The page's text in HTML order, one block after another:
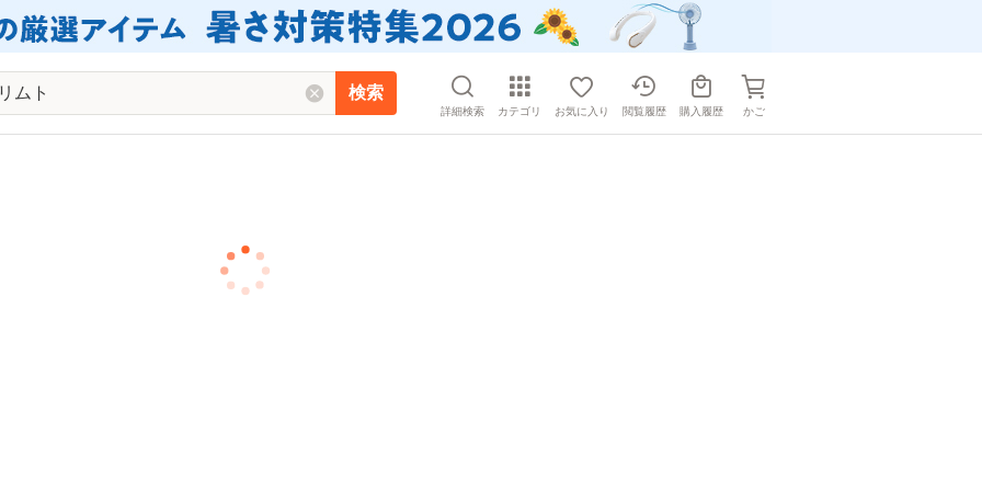
検索
詳細検索 カテゴリ お気に入り 閲覧履歴 購入履歴 かご